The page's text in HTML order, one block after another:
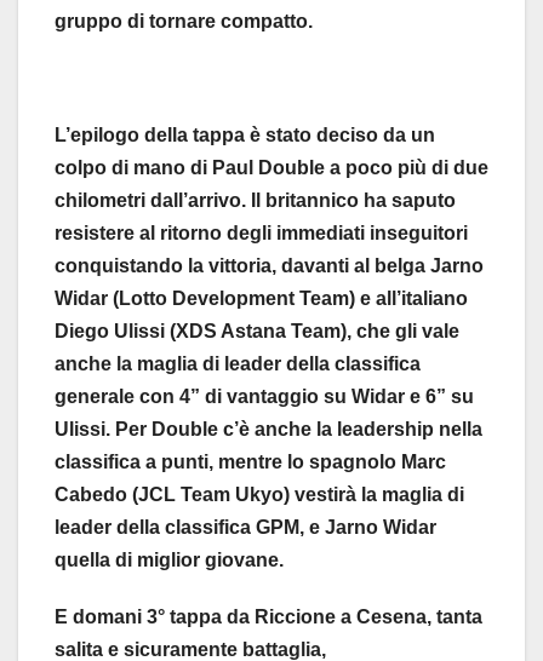
gruppo di tornare compatto.
L’epilogo della tappa è stato deciso da un
colpo di mano di Paul Double a poco più di due
chilometri dall’arrivo. Il britannico ha saputo
resistere al ritorno degli immediati inseguitori
conquistando la vittoria, davanti al belga Jarno
Widar (Lotto Development Team) e all’italiano
Diego Ulissi (XDS Astana Team), che gli vale
anche la maglia di leader della classifica
generale con 4” di vantaggio su Widar e 6” su
Ulissi. Per Double c’è anche la leadership nella
classifica a punti, mentre lo spagnolo Marc
Cabedo (JCL Team Ukyo) vestirà la maglia di
leader della classifica GPM, e Jarno Widar
quella di miglior giovane.
E domani 3° tappa da Riccione a Cesena, tanta
salita e sicuramente battaglia,